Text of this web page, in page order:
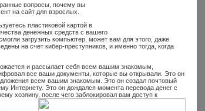
вопросы, почему вы
на сайт для взрослых.
пластиковой картой в
денежных средств с вашего
загрузить компьютер, может вам для этого, даже
на счет кибер-преступников, и именно тогда, когда
и рассылает себя всем вашим знакомым,
все ваши документы, которые вы открывали. Это он
всем вашим знакомым. Это он создал почтовый
Интернету. Это он дождался момента перевода денег с
хозяину, после чего заблокировал вам доступ к